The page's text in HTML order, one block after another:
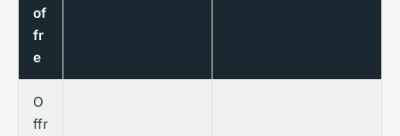
of
fr
e
O
ffr